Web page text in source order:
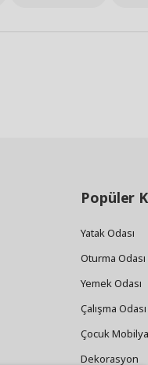
Popüler
Yatak Odası
Oturma Odası
Yemek Odası
Çalışma Odası
Çocuk
Dekorasyon